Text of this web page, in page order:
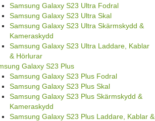
Samsung Galaxy S23 Ultra Fodral
Samsung Galaxy S23 Ultra Skal
Samsung Galaxy S23 Ultra Skärmskydd &
Kameraskydd
Samsung Galaxy S23 Ultra Laddare, Kablar
& Hörlurar
Galaxy S23 Plus
Samsung Galaxy S23 Plus Fodral
Samsung Galaxy S23 Plus Skal
Samsung Galaxy S23 Plus Skärmskydd &
Kameraskydd
Samsung Galaxy S23 Plus Laddare, Kablar &